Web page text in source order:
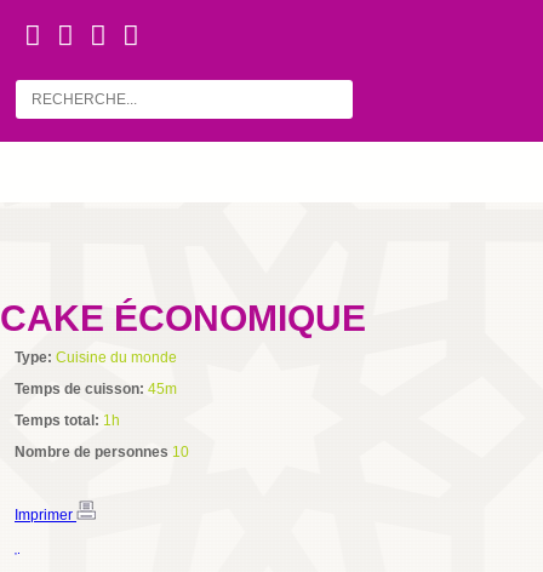
CAKE ÉCONOMIQUE
Type: Cuisine du monde
Temps de cuisson: 45m
Temps total: 1h
Nombre de personnes 10
Imprimer